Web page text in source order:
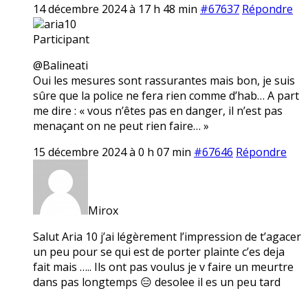
14 décembre 2024 à 17 h 48 min #67637 Répondre
aria10
Participant
@Balineati
Oui les mesures sont rassurantes mais bon, je suis
sûre que la police ne fera rien comme d’hab… A part
me dire : « vous n’êtes pas en danger, il n’est pas
menaçant on ne peut rien faire… »
15 décembre 2024 à 0 h 07 min #67646 Répondre
Mirox
Salut Aria 10 j’ai légèrement l’impression de t’agacer
un peu pour se qui est de porter plainte c’es deja
fait mais ….. Ils ont pas voulus je v faire un meurtre
dans pas longtemps 😑 desolee il es un peu tard